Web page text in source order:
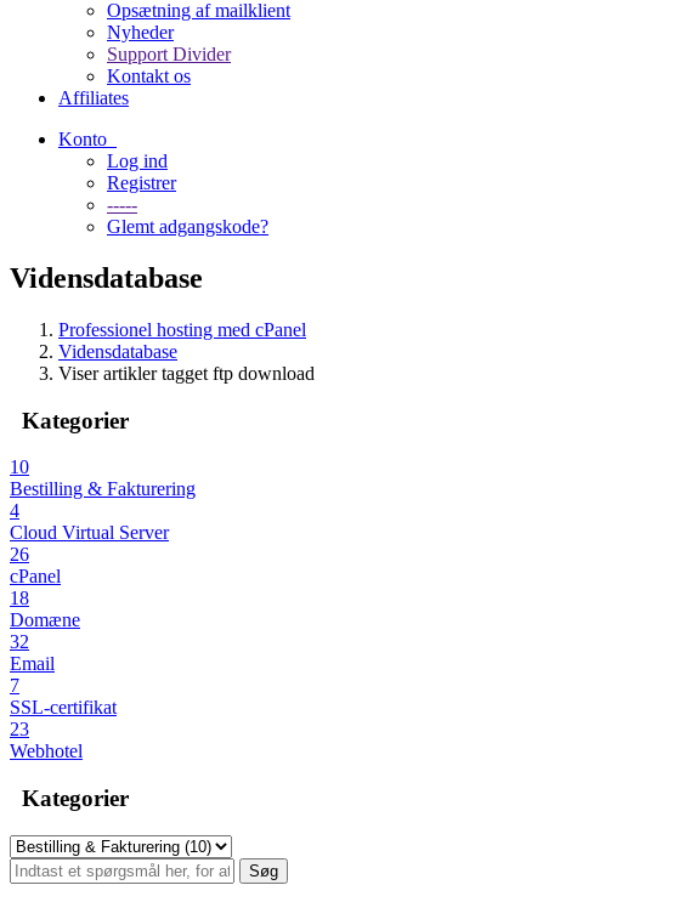
Opsætning af mailklient
Nyheder
Support Divider
Kontakt os
Affiliates
Konto
Log ind
Registrer
-----
Glemt adgangskode?
Vidensdatabase
Professionel hosting med cPanel
Vidensdatabase
Viser artikler tagget ftp download
Kategorier
10
Bestilling & Fakturering
4
Cloud Virtual Server
26
cPanel
18
Domæne
32
Email
7
SSL-certifikat
23
Webhotel
Kategorier